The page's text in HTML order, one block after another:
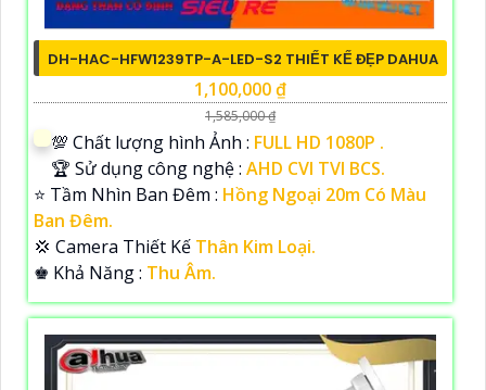
DH-HAC-HFW1239TP-A-LED-S2 THIẾT KẾ ĐẸP DAHUA
1,100,000 ₫
1,585,000 ₫
💯 Chất lượng hình Ảnh : FULL HD 1080P .
🏆 Sử dụng công nghệ : AHD CVI TVI BCS.
⭐ Tầm Nhìn Ban Đêm : Hồng Ngoại 20m Có Màu
Ban Đêm.
💢 Camera Thiết Kế Thân Kim Loại.
️♚ Khả Năng : Thu Âm.